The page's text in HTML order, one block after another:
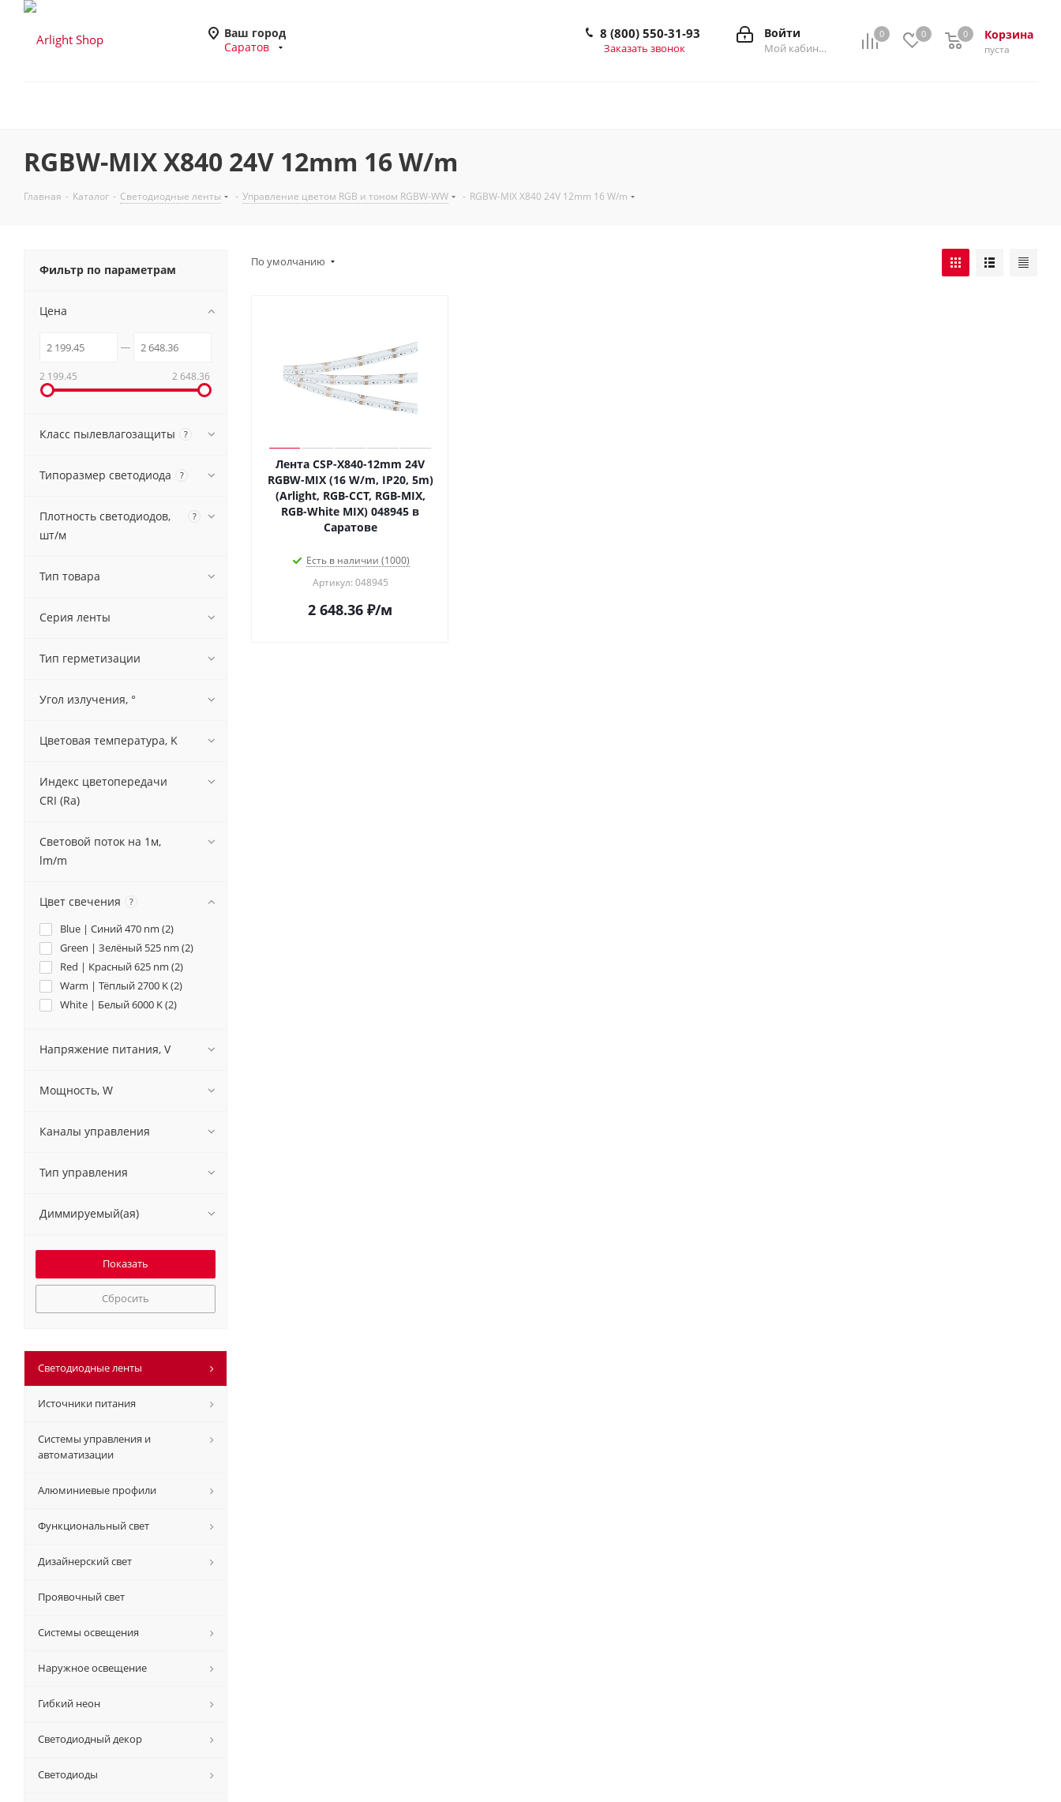
Ваш город
Саратов
0 0 Корзина
0
пуста
0
Войти
Мой кабинет
8 (800) 550-31-93
Заказать звонок
RGBW-MIX X840 24V 12mm 16 W/m
Главная - Каталог - Светодиодные ленты - Управление цветом RGB и тоном RGBW-WW - RGBW-MIX X840 24V 12mm 16 W/m
По умолчанию
Лента CSP-X840-12mm 24V
RGBW-MIX (16 W/m, IP20, 5m)
(Arlight, RGB-CCT, RGB-MIX,
RGB-White MIX) 048945 в
Саратове
Есть в наличии (1000)
Артикул: 048945
2 648.36 ₽/м
Фильтр по параметрам
Цена
2 199.45 2 648.36
Класс пылевлагозащиты ?
Типоразмер светодиода ?
Плотность светодиодов,
шт/м
?
Тип товара
Серия ленты
Тип герметизации
Угол излучения, °
Цветовая температура, K
Индекс цветопередачи
CRI (Ra)
Световой поток на 1м,
lm/m
Цвет свечения ?
Blue | Синий 470 nm (2)
Green | Зелёный 525 nm (2)
Red | Красный 625 nm (2)
Warm | Тёплый 2700 K (2)
White | Белый 6000 K (2)
Напряжение питания, V
Мощность, W
Каналы управления
Тип управления
Диммируемый(ая)
Сбросить
Светодиодные ленты
Источники питания
Системы управления и
автоматизации
Алюминиевые профили
Функциональный свет
Дизайнерский свет
Проявочный свет
Системы освещения
Наружное освещение
Гибкий неон
Светодиодный декор
Светодиоды